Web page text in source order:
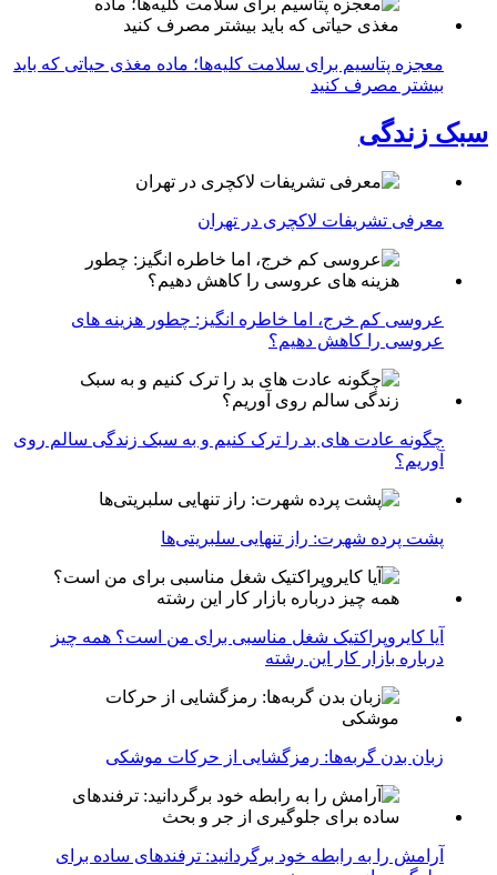
معجزه پتاسیم برای سلامت کلیه‌ها؛ ماده مغذی حیاتی که باید
بیشتر مصرف کنید
سبک زندگی
معرفی تشریفات لاکچری در تهران
عروسی کم خرج، اما خاطره انگیز: چطور هزینه های
عروسی را کاهش دهیم؟
چگونه عادت‌ های بد را ترک کنیم و به سبک زندگی سالم روی
آوریم؟
پشت پرده شهرت: راز تنهایی سلبریتی‌ها
آیا کایروپراکتیک شغل مناسبی برای من است؟ همه چیز
درباره بازار کار این رشته
زبان بدن گربه‌ها: رمزگشایی از حرکات موشکی
آرامش را به رابطه خود برگردانید: ترفندهای ساده برای